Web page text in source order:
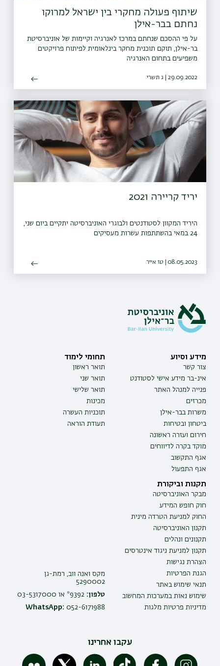
שיתוף פעולה מחקרי בין ישראל למרוקו
נחתם בבר-אילן
על פי ההסכם שנחתם במרכז לאנרגיה וקיימות של אוניברסיטת
בר-אילן, תוקם תוכנית מחקר בינלאומית לפיתוח פרויקטים
משפיעים בתחום האנרגיה
29.09.2022 | ג תשרי
יריד קריירה 2021
היריד המקוון לסטודנטים ולבוגרי האוניברסיטה יתקיים ביום שני,
24 במאי בהשתתפות עשרות מעסיקים
08.05.2023 | טז אייר
מידע וסיוע
צור קשר
אינ-בר מידע אישי לסטודנט
פנייה למנהל האתר
מכרזים
משרות בבר-אילן
ביטחון ובטיחות
חירום ועזרה ראשונה
מוקד בקרה לדיווחים
אגף התקשוב
אגף התפעול
תחומי לימוד
תואר ראשון
תואר שני
תואר שלישי
מכינות
תוכניות העשרה
תעודת הוראה
תקנות וביקורת
מבקר האוניברסיטה
חוק חופש המידע
החוק למניעת הטרדה מינית
תקנון האוניברסיטה
תקנונים ונהלים
תקנון למניעת ניגוד אינטרסים
הצהרת נגישות
הגנת הפרטיות
תנאי שימוש באתר
שימוש נאות במערכות המחשוב
מדיניות פרטיות מלגות
מקס ואנה ווב, רמת-גן
5290002
טלפון: 9392* או 03-5317000
WhatsApp: 052-6171988
עקבו אחרינו